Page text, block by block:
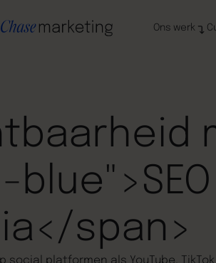
Ons werk
span>